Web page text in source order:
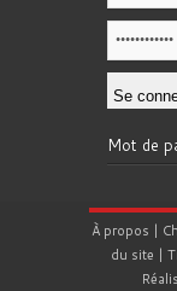
Mot de
À propos |
du site |